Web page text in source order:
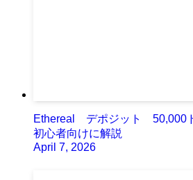
Ethereal デポジット 50,000
初心者向けに解説
April 7, 2026